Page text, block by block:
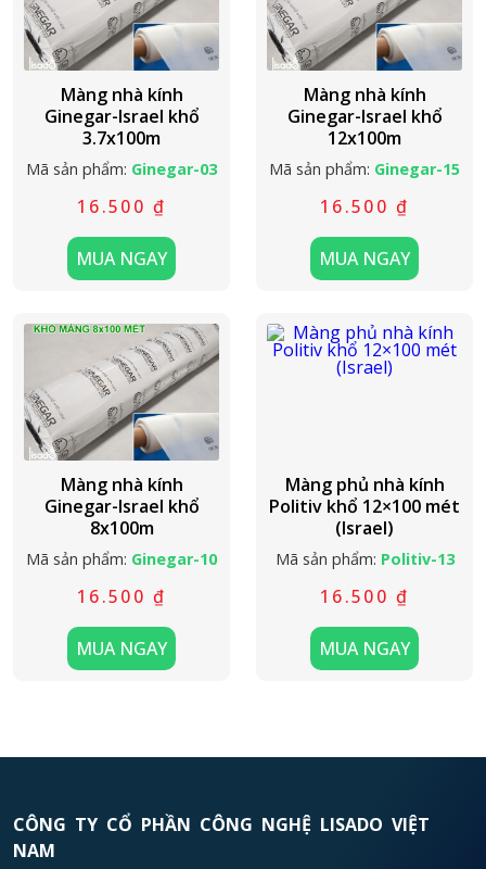
Màng nhà kính
Ginegar-Israel khổ
3.7x100m
Mã sản phẩm: Ginegar-03
16.500 ₫
MUA NGAY
Màng nhà kính
Ginegar-Israel khổ
12x100m
Mã sản phẩm: Ginegar-15
16.500 ₫
MUA NGAY
Màng nhà kính
Ginegar-Israel khổ
8x100m
Mã sản phẩm: Ginegar-10
16.500 ₫
MUA NGAY
Màng phủ nhà kính
Politiv khổ 12×100 mét
(Israel)
Mã sản phẩm: Politiv-13
16.500 ₫
MUA NGAY
CÔNG TY CỔ PHẦN CÔNG NGHỆ LISADO VIỆT
NAM